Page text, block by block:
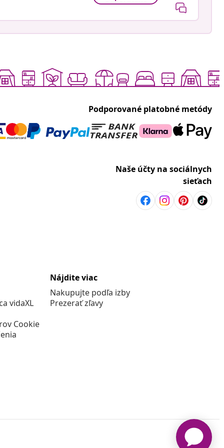
Podporované platobné metódy
Naše účty na sociálnych
sieťach
vidaXL
Cookie
Nájdite viac
Nakupujte podľa izby
Prezerať zľavy